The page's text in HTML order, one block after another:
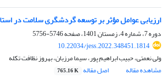
ارزیابی عوامل مؤثر بر توسعه گردشگری سلامت در
دوره 7، شماره 4، زمستان 1401، صفحه
5746-5756
10.22034/jess.2022.348451.1814
ولی نعمتی، حبیب ابراهیم پور، سیما مرزبان، بهروز نظافت تکله
مشاهده مقاله
اصل مقاله 765.16 K